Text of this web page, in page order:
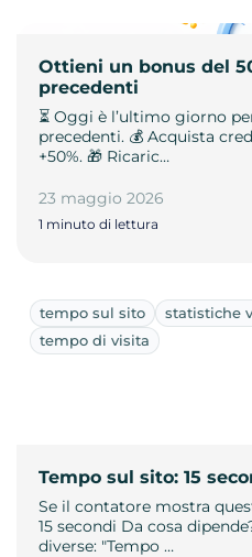
Ottieni un bonus del
precedenti
⏳ Oggi è l’ultimo giorno
precedenti. 💰 Acquista
+50%. 🎁 Ricaric…
23 maggio 2026
1 minuto di lettura
tempo sul sito statistiche
tempo di visita
Tempo sul sito: 15
Se il contatore mostra
15 secondi Da cosa
diverse: "Tempo …